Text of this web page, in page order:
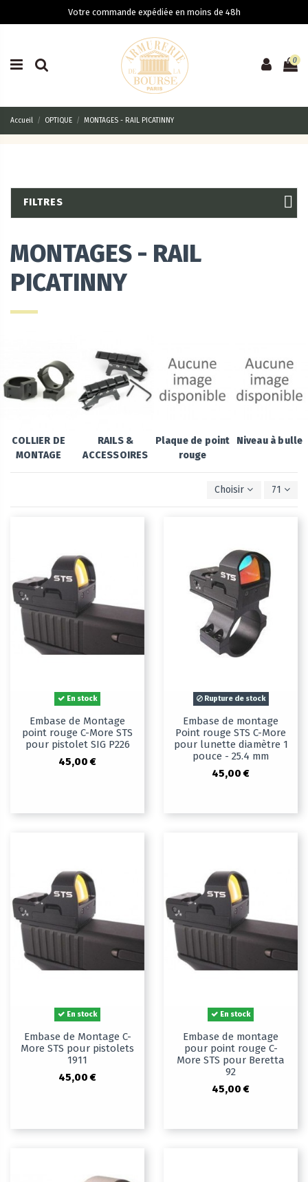
Votre commande expédiée en moins de 48h
0
Accueil OPTIQUE MONTAGES - RAIL PICATINNY
MONTAGES - RAIL
PICATINNY
COLLIER DE
MONTAGE
RAILS &
ACCESSOIRES
Plaque de point
rouge
Niveau à bulle
Choisir 71
En stock
Embase de Montage
point rouge C-More STS
pour pistolet SIG P226
45,00 €
Rupture de stock
Embase de montage
Point rouge STS C-More
pour lunette diamètre 1
pouce - 25.4 mm
45,00 €
En stock
Embase de Montage C-
More STS pour pistolets
1911
45,00 €
En stock
Embase de montage
pour point rouge C-
More STS pour Beretta
92
45,00 €
FILTRES